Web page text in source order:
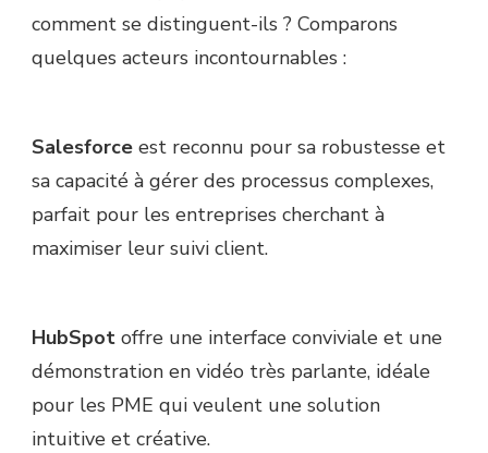
comment se distinguent-ils ? Comparons
quelques acteurs incontournables :
Salesforce est reconnu pour sa robustesse et
sa capacité à gérer des processus complexes,
parfait pour les entreprises cherchant à
maximiser leur suivi client.
HubSpot offre une interface conviviale et une
démonstration en vidéo très parlante, idéale
pour les PME qui veulent une solution
intuitive et créative.